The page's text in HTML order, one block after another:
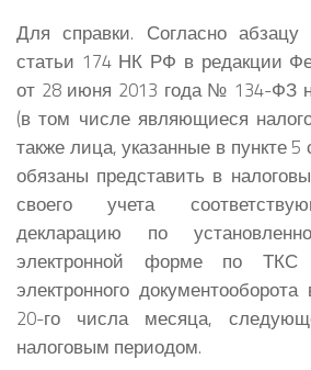
Для справки. Согласно
статьи 174 НК РФ в редакции
от 28 июня 2013 года № 134-ФЗ
(в том числе являющиеся
также лица, указанные в пункте 5
обязаны представить в
своего учета
декларацию по
электронной форме по ТКС
электронного
20-го числа месяца,
налоговым периодом.